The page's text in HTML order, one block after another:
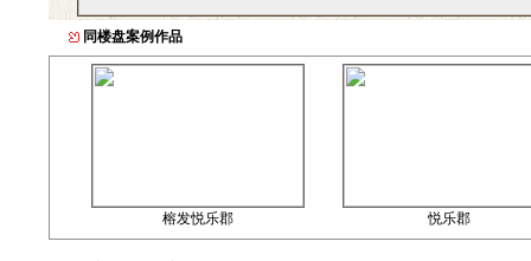
同楼盘案例作品
榕发悦乐郡 悦乐郡